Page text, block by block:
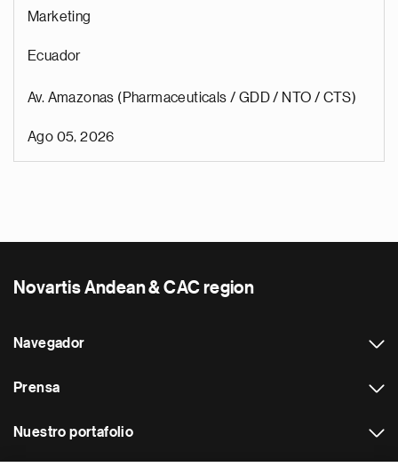
Marketing
Ecuador
Av. Amazonas (Pharmaceuticals / GDD / NTO / CTS)
Ago 05, 2026
Novartis Andean & CAC region
Navegador
Prensa
Nuestro portafolio